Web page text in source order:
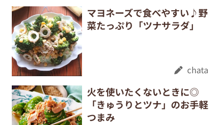
マヨネーズで食べやすい♪野
菜たっぷり「ツナサラダ」
chata
火を使いたくないときに◎
「きゅうりとツナ」のお手軽
つまみ